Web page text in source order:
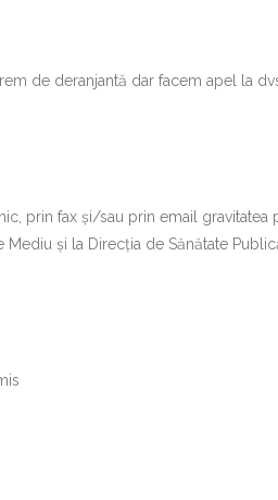
de deranjantă dar facem apel la
prin fax și/sau prin email
Mediu și la Direcția de Sănătate